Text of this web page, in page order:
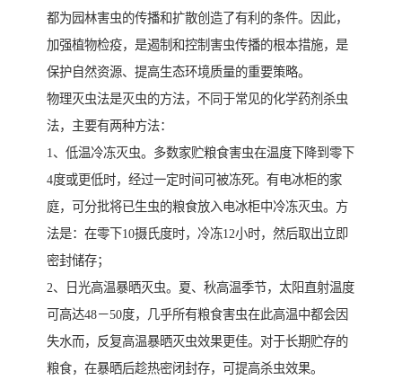
都为园林害虫的传播和扩散创造了有利的条件。因此，
加强植物检疫，是遏制和控制害虫传播的根本措施，是
保护自然资源、提高生态环境质量的重要策略。
物理灭虫法是灭虫的方法，不同于常见的化学药剂杀虫
法，主要有两种方法：
1、低温冷冻灭虫。多数家贮粮食害虫在温度下降到零下
4度或更低时，经过一定时间可被冻死。有电冰柜的家
庭，可分批将已生虫的粮食放入电冰柜中冷冻灭虫。方
法是：在零下10摄氏度时，冷冻12小时，然后取出立即
密封储存；
2、日光高温暴晒灭虫。夏、秋高温季节，太阳直射温度
可高达48－50度，几乎所有粮食害虫在此高温中都会因
失水而，反复高温暴晒灭虫效果更佳。对于长期贮存的
粮食，在暴晒后趁热密闭封存，可提高杀虫效果。